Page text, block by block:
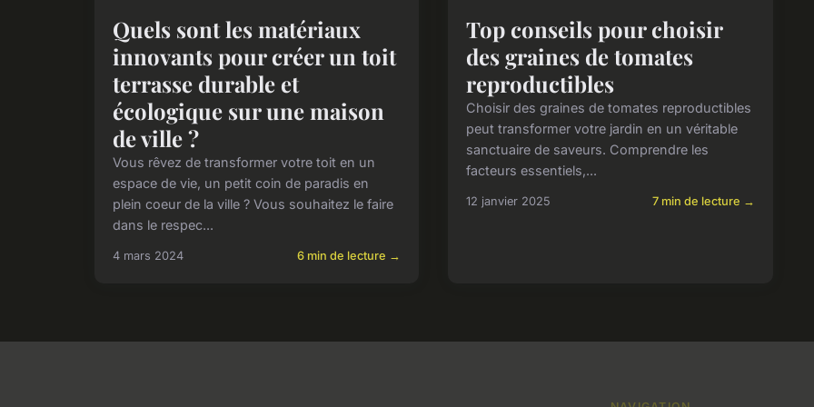
Quels sont les matériaux
innovants pour créer un toit
terrasse durable et
écologique sur une maison
de ville ?
Vous rêvez de transformer votre toit en un
espace de vie, un petit coin de paradis en
plein coeur de la ville ? Vous souhaitez le faire
dans le respec...
4 mars 2024 6 min de lecture →
Top conseils pour choisir
des graines de tomates
reproductibles
Choisir des graines de tomates reproductibles
peut transformer votre jardin en un véritable
sanctuaire de saveurs. Comprendre les
facteurs essentiels,...
12 janvier 2025 7 min de lecture →